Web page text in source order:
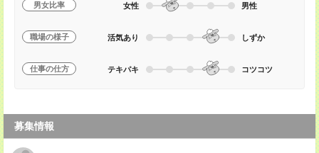
男女比率 女性 男性
職場の様子 活気あり しずか
仕事の仕方 テキパキ コツコツ
募集情報